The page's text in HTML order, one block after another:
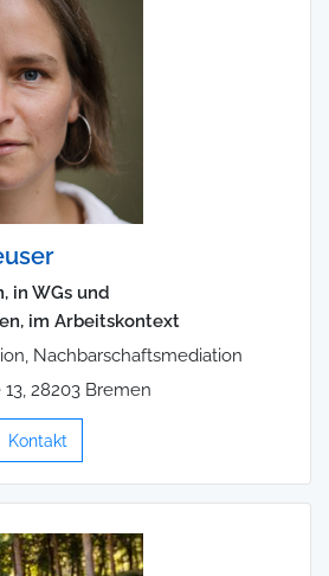
in WGs und
im Arbeitskontext
Nachbarschaftsmediation
28203 Bremen
Kontakt